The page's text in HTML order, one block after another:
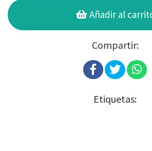
Añadir al
Compartir:
Etiquetas: